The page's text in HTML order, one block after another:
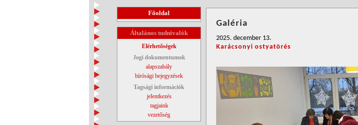
Főoldal
Általános tudnivalók
Elérhetőségek
Jogi dokumentumok
alapszabály
bírósági bejegyzések
Tagsági információk
jelentkezés
tagjaink
vezetőség
Galéria
2025. december 13.
Karácsonyi ostyatörés